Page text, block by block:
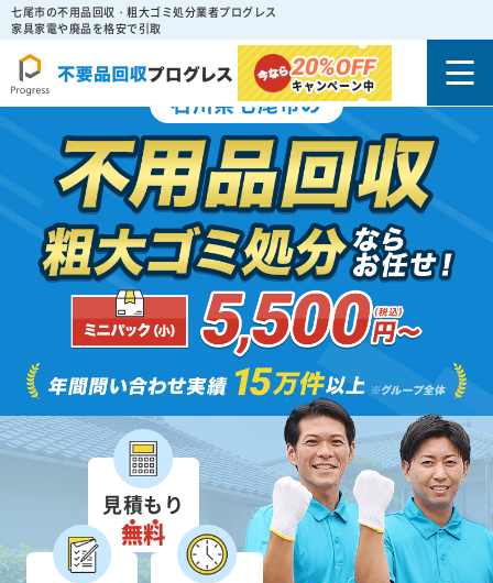
七尾市の不用品回収・粗大ゴミ処分業者プログレス
家具家電や廃品を格安で引取
20%OFF
キャンペーン中
石川県七尾市の
見積もり
無料